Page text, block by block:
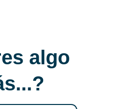
algo